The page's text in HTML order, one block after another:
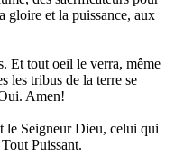
gloire et la puissance, aux
Et tout oeil le verra, même
les tribus de la terre se
Amen!
le Seigneur Dieu, celui qui
Puissant.